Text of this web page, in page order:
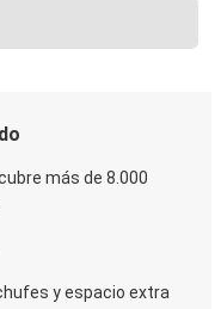
más de 8.000
y espacio extra